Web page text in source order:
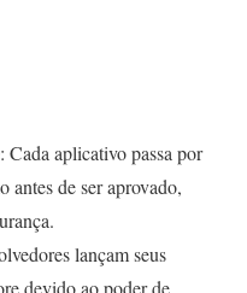
: Cada aplicativo passa por
antes de ser aprovado,
lançam seus
devido ao poder de